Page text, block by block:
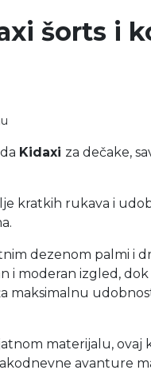
šorts i
Kidaxi za dečake,
kratkih rukava i
dezenom palmi i
i moderan izgled,
maksimalnu
materijalu, ovaj
avanture